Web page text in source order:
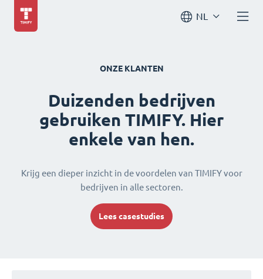
NL
ONZE KLANTEN
Duizenden bedrijven
gebruiken TIMIFY. Hier
enkele van hen.
Krijg een dieper inzicht in de voordelen van TIMIFY voor
bedrijven in alle sectoren.
Lees casestudies